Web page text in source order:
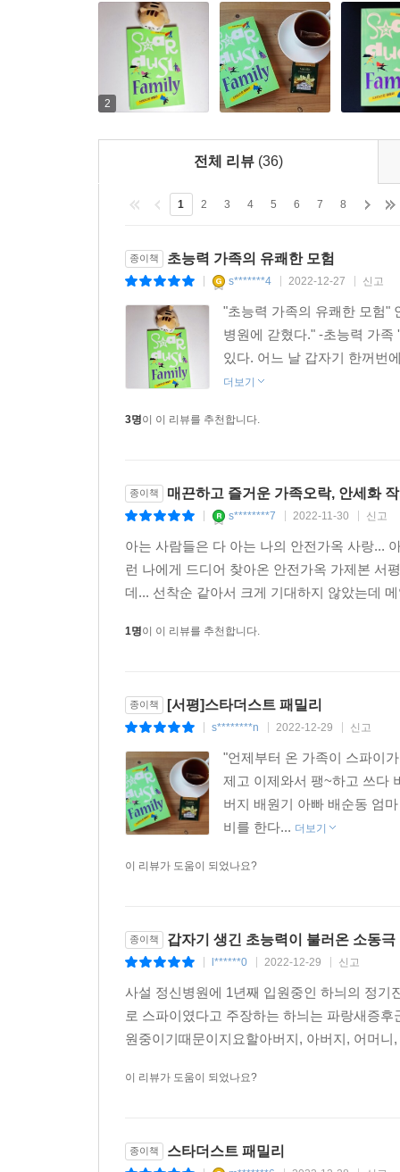
2
전체 리뷰 (36)
1 2 3 4 5 6 7 8
종이책 초능력 가족의 유쾌한 모험
s*******4 2022-12-27 신고
"초능력 가족의 유쾌한 모험"
병원에 갇혔다." -초능력 가
있다. 어느 날 갑자기 한꺼번
더보기
3명이 이 리뷰를 추천합니다.
종이책 매끈하고 즐거운 가족오락, 안세화
s********7 2022-11-30 신고
아는 사람들은 다 아는 나의 안전가옥 사랑...
런 나에게 드디어 찾아온 안전가옥 가제본 서
데... 선착순 같아서 크게 기대하지 않았는데
1명이 이 리뷰를 추천합니다.
종이책 [서평]스타더스트 패밀리
s********n 2022-12-29 신고
"언제부터 온 가족이 스파이
제고 이제와서 팽~하고 쓰다
버지 배원기 아빠 배순동 엄
비를 한다... 더보기
이 리뷰가 도움이 되었나요?
종이책 갑자기 생긴 초능력이 불러온 소동극
l******0 2022-12-29 신고
사설 정신병원에 1년째 입원중인 하늬의 정
로 스파이였다고 주장하는 하늬는 파랑새증
원중이기때문이지요할아버지, 아버지, 어머
이 리뷰가 도움이 되었나요?
종이책 스타더스트 패밀리